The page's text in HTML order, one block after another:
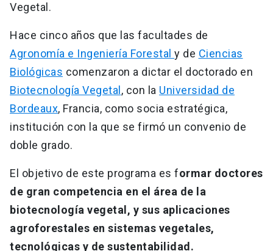
Vegetal.
Hace cinco años que las facultades de
Agronomía e Ingeniería Forestal y de Ciencias
Biológicas comenzaron a dictar el doctorado en
Biotecnología Vegetal , con la Universidad de
Bordeaux, Francia, como socia estratégica,
institución con la que se firmó un convenio de
doble grado.
El objetivo de este programa es formar doctores
de gran competencia en el área de la
biotecnología vegetal, y sus aplicaciones
agroforestales en sistemas vegetales,
tecnológicas y de sustentabilidad.